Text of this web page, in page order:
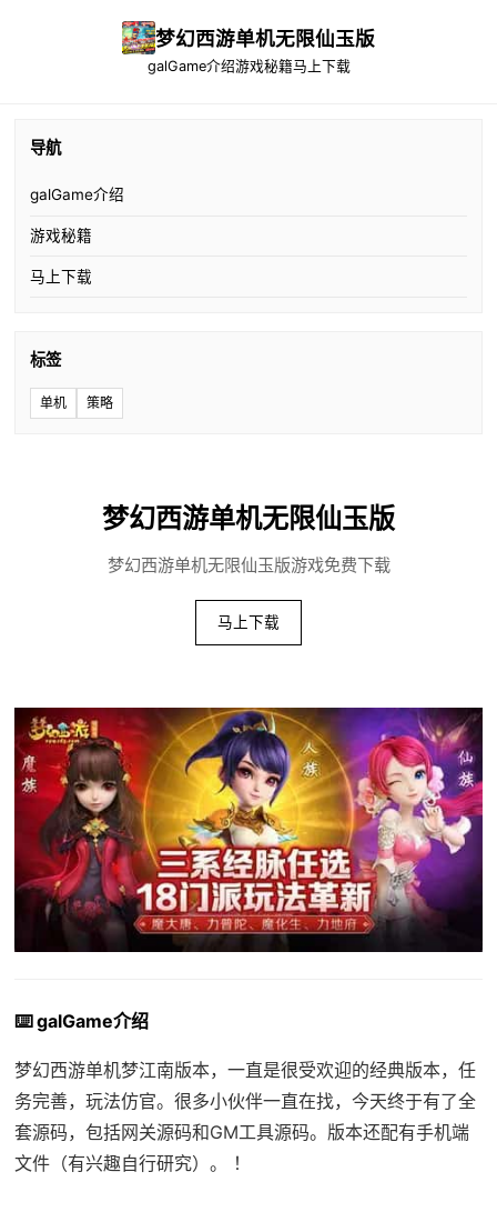
梦幻西游单机无限仙玉版
galGame介绍游戏秘籍马上下载
导航
galGame介绍
游戏秘籍
马上下载
标签
单机 策略
梦幻西游单机无限仙玉版
梦幻西游单机无限仙玉版游戏免费下载
马上下载
⌨️ galGame介绍
梦幻西游单机梦江南版本，一直是很受欢迎的经典版本，任
务完善，玩法仿官。很多小伙伴一直在找，今天终于有了全
套源码，包括网关源码和GM工具源码。版本还配有手机端
文件（有兴趣自行研究）。 ！